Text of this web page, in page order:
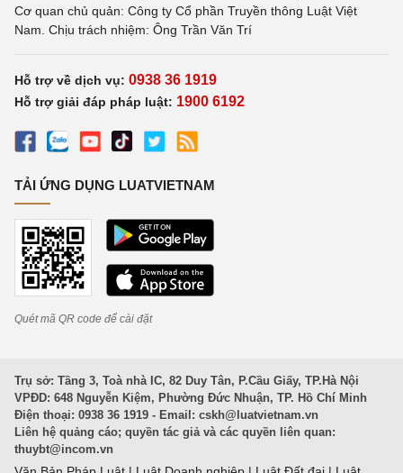
Cơ quan chủ quản: Công ty Cổ phần Truyền thông Luật Việt
Nam. Chịu trách nhiệm: Ông Trần Văn Trí
Hỗ trợ về dịch vụ: 0938 36 1919
Hỗ trợ giải đáp pháp luật: 1900 6192
TẢI ỨNG DỤNG LUATVIETNAM
Quét mã QR code để cài đặt
Trụ sở: Tầng 3, Toà nhà IC, 82 Duy Tân, P.Cầu Giấy, TP.Hà Nội
VPĐD: 648 Nguyễn Kiệm, Phường Đức Nhuận, TP. Hồ Chí Minh
Điện thoại: 0938 36 1919 - Email: cskh@luatvietnam.vn
Liên hệ quảng cáo; quyền tác giả và các quyền liên quan:
thuybt@incom.vn